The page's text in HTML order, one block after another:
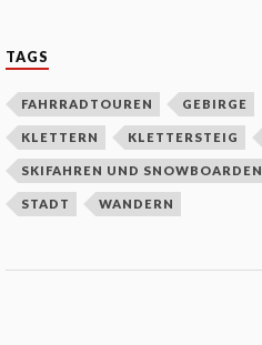
TAGS
FAHRRADTOUREN GEBIRGE
KLETTERN KLETTERSTEIG
SKIFAHREN UND SNOWBOARDEN
STADT WANDERN